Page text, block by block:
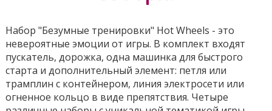
Набор "Безумные тренировки" Hot Wheels - это
невероятные эмоции от игры. В комплект входят
пускатель, дорожка, одна машинка для быстрого
старта и дополнительный элемент: петля или
трамплин с контейнером, линия электросети или
огненное кольцо в виде препятствия. Четыре